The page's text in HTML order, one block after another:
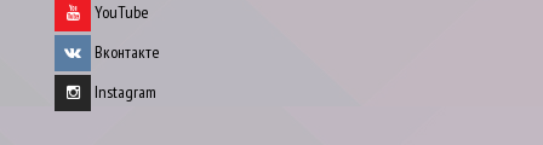
YouTube
Вконтакте
Instagram